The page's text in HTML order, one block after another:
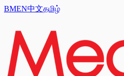
BMEN中文தமிழ்